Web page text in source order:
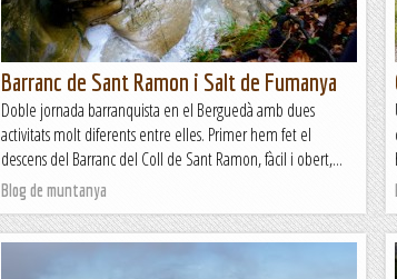
Barranc de Sant Ramon i Salt de Fumanya
Doble jornada barranquista en el Berguedà amb dues
activitats molt diferents entre elles. Primer hem fet el
descens del Barranc del Coll de Sant Ramon, fàcil i obert,...
Blog de muntanya